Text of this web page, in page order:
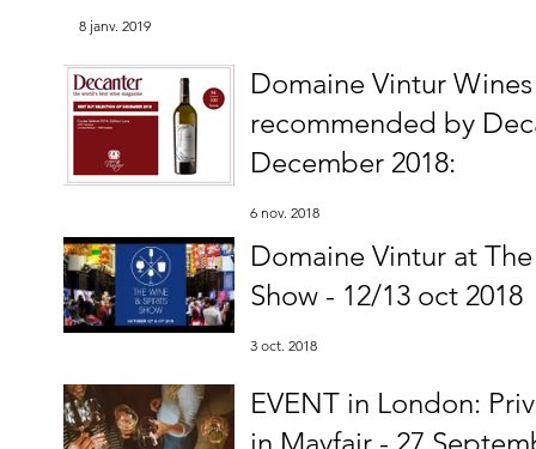
8 janv. 2019
Domaine Vintur
recommended by
December 2018:
6 nov. 2018
Domaine Vintur at
Show - 12/13 oct 2018
3 oct. 2018
EVENT in London: